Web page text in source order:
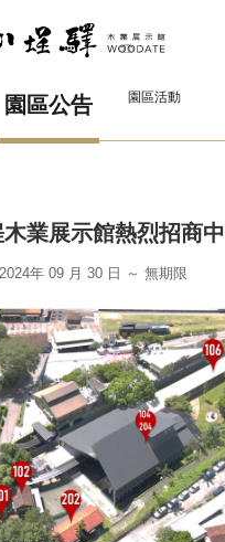
園區公告 園區活動
業展示館熱烈招商中
2024年 09 月 30 日 ～ 無期限